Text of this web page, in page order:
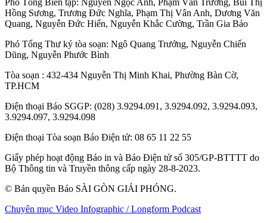
Hồng Sương, Trương Đức Nghĩa, Phạm Thị Vân Anh, Dương Văn
Quang, Nguyễn Đức Hiển, Nguyễn Khắc Cường, Trần Gia Bảo
Phó Tổng Thư ký tòa soạn: Ngô Quang Trưởng, Nguyễn Chiến
Dũng, Nguyễn Phước Bình
Tòa soạn : 432-434 Nguyễn Thị Minh Khai, Phường Bàn Cờ,
TP.HCM
Điện thoại Báo SGGP: (028) 3.9294.091, 3.9294.092, 3.9294.093,
3.9294.097, 3.9294.098
Điện thoại Tòa soạn Báo Điện tử: 08 65 11 22 55
Giấy phép hoạt động Báo in và Báo Điện tử số 305/GP-BTTTT do
Bộ Thông tin và Truyền thông cấp ngày 28-8-2023.
© Bản quyền Báo SÀI GÒN GIẢI PHÓNG.
Chuyên mục Video Infographic / Longform Podcast